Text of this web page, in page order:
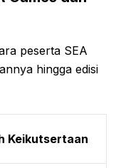
peserta SEA
hingga edisi
Keikutsertaan